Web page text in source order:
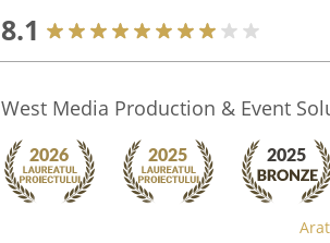
8.1
West Media Production & Event